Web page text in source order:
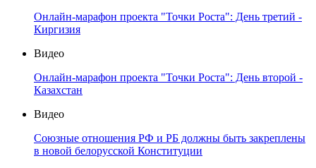
Онлайн-марафон проекта "Точки Роста": День третий -
Киргизия
Видео
Онлайн-марафон проекта "Точки Роста": День второй -
Казахстан
Видео
Союзные отношения РФ и РБ должны быть закреплены
в новой белорусской Конституции